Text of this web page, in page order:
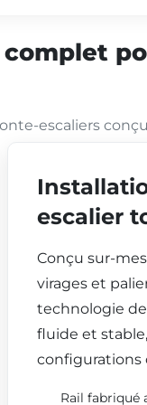
escaliers
escalier
Conçu sur-
virages et
technologie
fluide et
configurations
Rail fabriqué